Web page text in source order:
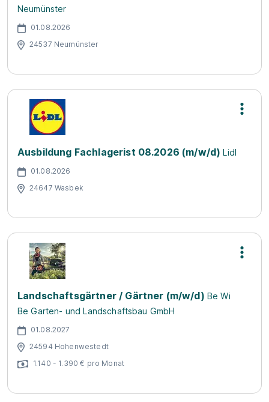
Neumünster
01.08.2026
24537 Neumünster
Ausbildung Fachlagerist 08.2026 (m/w/d) Lidl
01.08.2026
24647 Wasbek
Landschaftsgärtner / Gärtner (m/w/d) Be Wi
Be Garten- und Landschaftsbau GmbH
01.08.2027
24594 Hohenwestedt
1.140 - 1.390 € pro Monat